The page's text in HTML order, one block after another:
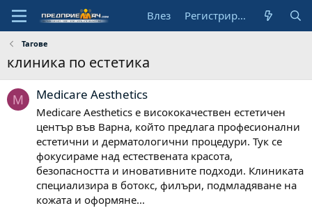
Влез Регистрирай се
Тагове
клиника по естетика
M Medicare Aesthetics
Medicare Aesthetics е висококачествен естетичен
център във Варна, който предлага професионални
естетични и дерматологични процедури. Тук се
фокусираме над естествената красота,
безопасността и иновативните подходи. Клиниката
специализира в ботокс, филъри, подмладяване на
кожата и оформяне...